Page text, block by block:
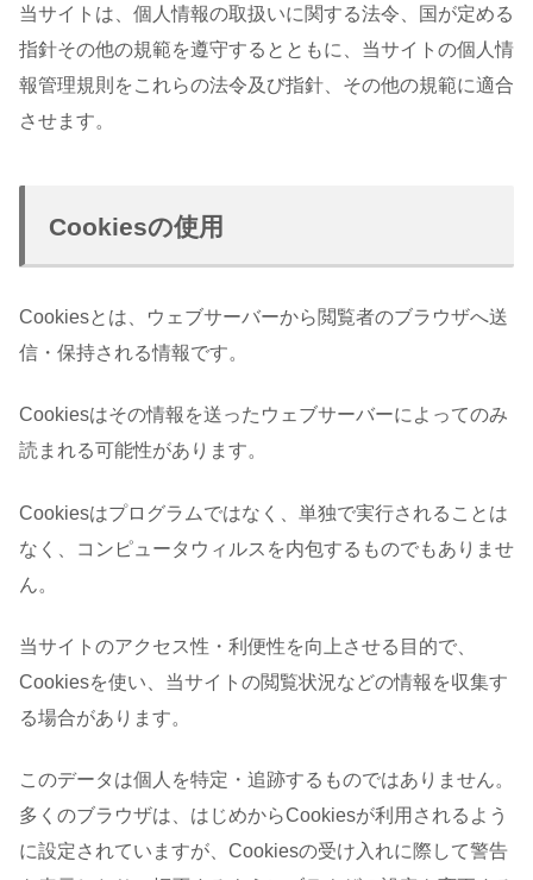
当サイトは、個人情報の取扱いに関する法令、国が定める
指針その他の規範を遵守するとともに、当サイトの個人情
報管理規則をこれらの法令及び指針、その他の規範に適合
させます。
Cookiesの使用
Cookiesとは、ウェブサーバーから閲覧者のブラウザへ送
信・保持される情報です。
Cookiesはその情報を送ったウェブサーバーによってのみ
読まれる可能性があります。
Cookiesはプログラムではなく、単独で実行されることは
なく、コンピュータウィルスを内包するものでもありませ
ん。
当サイトのアクセス性・利便性を向上させる目的で、
Cookiesを使い、当サイトの閲覧状況などの情報を収集す
る場合があります。
このデータは個人を特定・追跡するものではありません。
多くのブラウザは、はじめからCookiesが利用されるよう
に設定されていますが、Cookiesの受け入れに際して警告